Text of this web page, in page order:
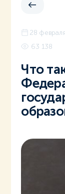
28
63 138
Что